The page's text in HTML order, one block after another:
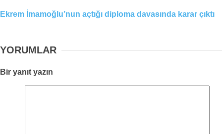
Ekrem İmamoğlu’nun açtığı diploma davasında karar çıktı
YORUMLAR
Bir yanıt yazın